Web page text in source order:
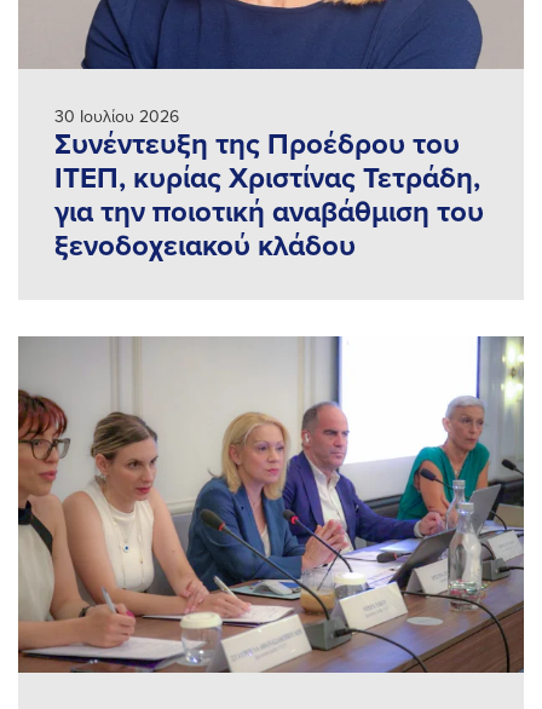
30 Ιουλίου 2026
Συνέντευξη της Προέδρου του
ΙΤΕΠ, κυρίας Χριστίνας Τετράδη,
για την ποιοτική αναβάθμιση του
ξενοδοχειακού κλάδου